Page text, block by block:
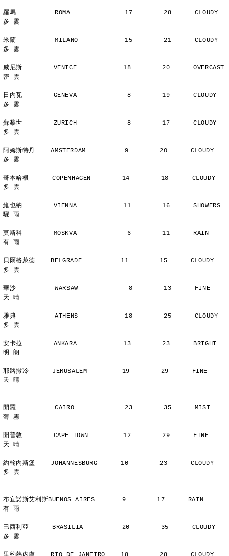
羅馬          ROMA              17        28      CLOUDY
多 雲
米蘭          MILANO            15        21      CLOUDY
多 雲
威尼斯        VENICE            18        20      OVERCAST
密 雲
日內瓦        GENEVA             8        19      CLOUDY
多 雲
蘇黎世        ZURICH             8        17      CLOUDY
多 雲
阿姆斯特丹    AMSTERDAM          9        20      CLOUDY
多 雲
哥本哈根      COPENHAGEN        14        18      CLOUDY
多 雲
維也納        VIENNA            11        16      SHOWERS
驟 雨
莫斯科        MOSKVA             6        11      RAIN
有 雨
貝爾格萊德    BELGRADE          11        15      CLOUDY
多 雲
華沙          WARSAW             8        13      FINE
天 晴
雅典          ATHENS            18        25      CLOUDY
多 雲
安卡拉        ANKARA            13        23      BRIGHT
明 朗
耶路撒冷      JERUSALEM         19        29      FINE
天 晴
開羅          CAIRO             23        35      MIST
薄 霧
開普敦        CAPE TOWN         12        29      FINE
天 晴
約翰內斯堡    JOHANNESBURG      10        23      CLOUDY
多 雲
布宜諾斯艾利斯BUENOS AIRES       9        17      RAIN
有 雨
巴西利亞      BRASILIA          20        35      CLOUDY
多 雲